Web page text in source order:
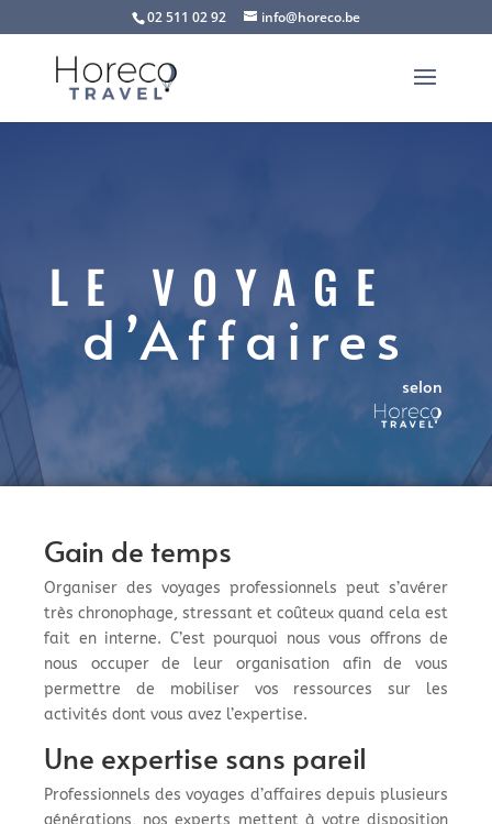
02 511 02 92 info@horeco.be
LE VOYAGE
d’Affaires
selon
Gain de temps
Organiser des voyages professionnels peut s’avérer
très chronophage, stressant et coûteux quand cela est
fait en interne. C’est pourquoi nous vous offrons de
nous occuper de leur organisation afin de vous
permettre de mobiliser vos ressources sur les
activités dont vous avez l’expertise.
Une expertise sans pareil
Professionnels des voyages d’affaires depuis plusieurs